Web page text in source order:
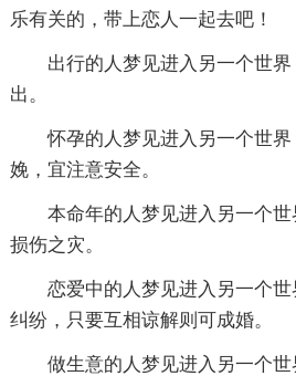
乐有关的，带上恋人一起去吧！
出行的人梦见进入另一个世
出。
怀孕的人梦见进入另一个世
娩，宜注意安全。
本命年的人梦见进入另一个世
损伤之灾。
恋爱中的人梦见进入另一个
纠纷，只要互相谅解则可成婚。
做生意的人梦见进入另一个